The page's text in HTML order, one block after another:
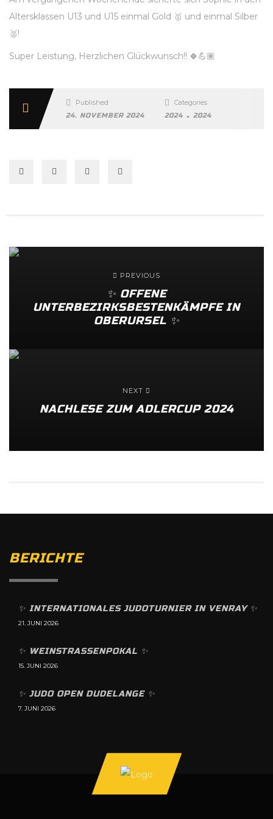
Altersklassen U13 und U15 einmal Gold 🥇 und einmal Silber
🥈!
Super Leistung, Herzlichen Glückwunsch!! 🍀💪🏽
Published
24. NOVEMBER 2024
Categories
2024 . 2024
PREVIOUS
✨️ OFFENE
UNTERBEZIRKSBESTENKÄMPFE IN
OBERURSEL ✨️
NEXT
NACHLESE ZUM ADLERCUP 2024
BERICHTE
✨️ INTERNATIONALES JUDOTURNIER IN VENRAY ✨️
21. JUNI 2026
✨️ WEINSTRASSENPOKAL ✨️
15. JUNI 2026
✨️ JUDO OPEN DUDELANGE ✨️
7. JUNI 2026